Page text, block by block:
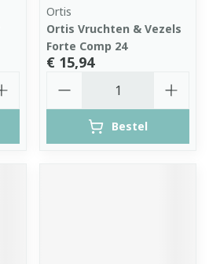
Ortis
Ortis Vruchten & Vezels
Forte Comp 24
€ 15,94
Bestel